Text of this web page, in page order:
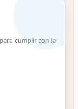
cumplir con la